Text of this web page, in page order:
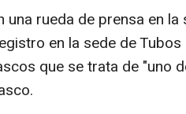
una rueda de prensa en
en la sede de
que se trata de "uno